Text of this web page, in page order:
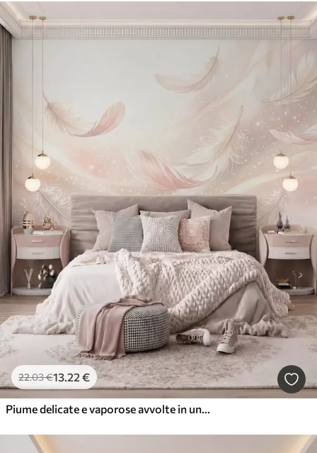
22.03€13.22 €
Piume delicate e vaporose avvolte in una foschia rosa-pesca dai riflessi luccicanti